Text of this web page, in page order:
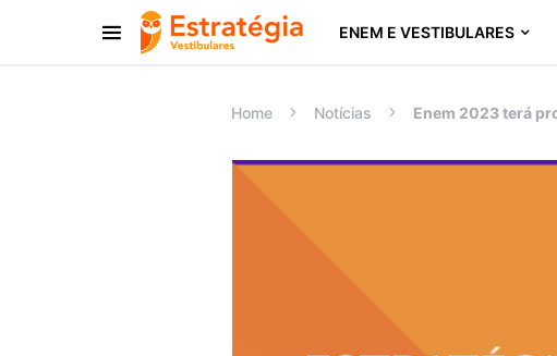
ENEM E VESTIBULARES
Procurar:
Home Notícias Enem 2023 terá